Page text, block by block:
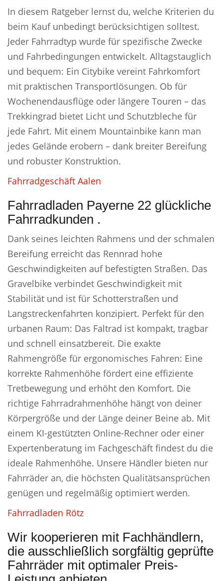
In diesem Ratgeber lernst du, welche Kriterien du
beim Kauf unbedingt berücksichtigen solltest.
Jeder Fahrradtyp wurde für spezifische Zwecke
und Fahrbedingungen entwickelt. Alltagstauglich
und bequem: Ein Citybike vereint Fahrkomfort
mit praktischen Transportlösungen. Ob für
Wochenendausflüge oder längere Touren – das
Trekkingrad bietet Licht und Schutzbleche für
jede Fahrt. Mit einem Mountainbike kann man
jedes Gelände erobern – dank breiter Bereifung
und robuster Konstruktion.
Fahrradgeschäft Aalen
Fahrradladen Payerne 22 glückliche
Fahrradkunden .
Dank seines leichten Rahmens und der schmalen
Bereifung erreicht das Rennrad hohe
Geschwindigkeiten auf befestigten Straßen. Das
Gravelbike verbindet Geschwindigkeit mit
Stabilität und ist für Schotterstraßen und
Langstreckenfahrten konzipiert. Perfekt für den
urbanen Raum: Das Faltrad ist kompakt, tragbar
und schnell einsatzbereit. Die exakte
Rahmengröße für ergonomisches Fahren: Eine
korrekte Rahmenhöhe fördert eine effiziente
Tretbewegung und erhöht den Komfort. Die
richtige Fahrradrahmenhöhe hängt von deiner
Körpergröße und der Länge deiner Beine ab. Mit
einem KI-gestützten Online-Rechner oder einer
Expertenberatung im Fachgeschäft findest du die
ideale Rahmenhöhe. Unsere Händler bieten nur
Fahrräder an, die höchsten Qualitätsansprüchen
genügen und regelmäßig optimiert werden.
Fahrradladen Rötz
Wir kooperieren mit Fachhändlern,
die ausschließlich sorgfältig geprüfte
Fahrräder mit optimaler Preis-